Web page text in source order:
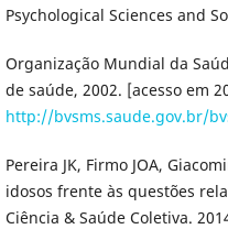
Psychological Sciences and
Organização Mundial da
de saúde, 2002. [acesso em
http://bvsms.saude.gov.br/
Pereira JK, Firmo JOA,
idosos frente às questões
Ciência & Saúde Coletiva.